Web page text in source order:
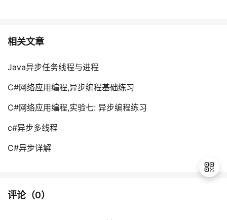
相关文章
Java异步任务线程与进程
C#网络应用编程,异步编程基础练习
C#网络应用编程,实验七: 异步编程练习
c#异步多线程
C#异步详解
评论（0）